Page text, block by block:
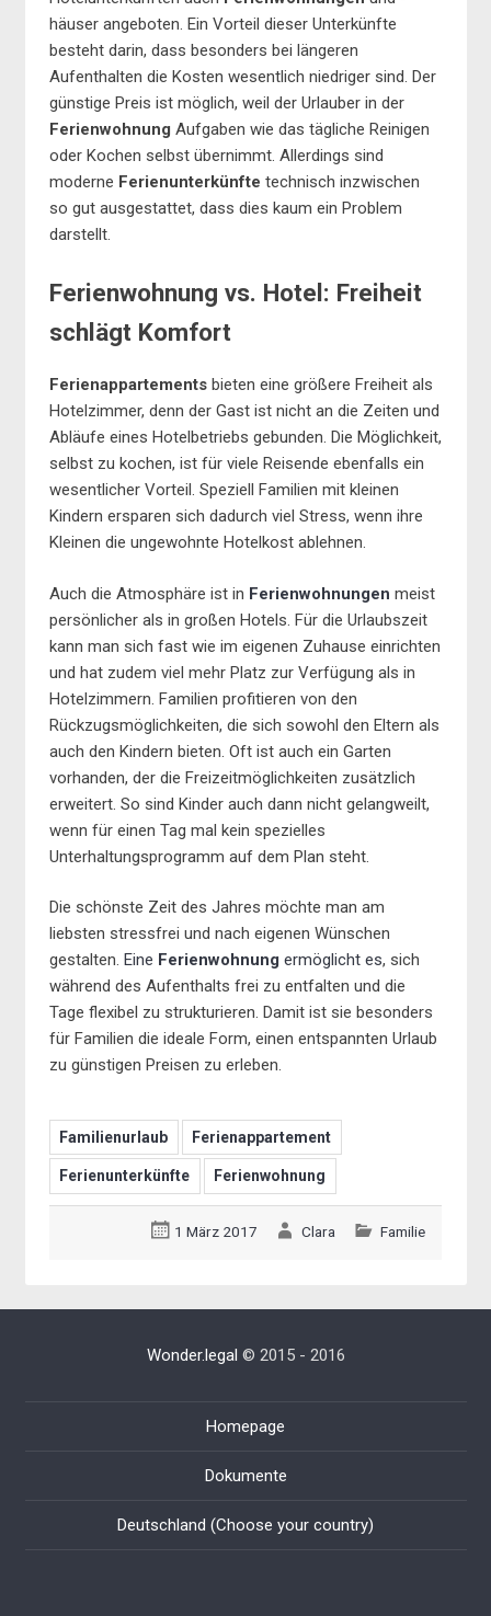
häuser angeboten. Ein Vorteil dieser Unterkünfte
besteht darin, dass besonders bei längeren
Aufenthalten die Kosten wesentlich niedriger sind. Der
günstige Preis ist möglich, weil der Urlauber in der
Ferienwohnung Aufgaben wie das tägliche Reinigen
oder Kochen selbst übernimmt. Allerdings sind
moderne Ferienunterkünfte technisch inzwischen
so gut ausgestattet, dass dies kaum ein Problem
darstellt.
Ferienwohnung vs. Hotel: Freiheit
schlägt Komfort
Ferienappartements bieten eine größere Freiheit als
Hotelzimmer, denn der Gast ist nicht an die Zeiten und
Abläufe eines Hotelbetriebs gebunden. Die Möglichkeit,
selbst zu kochen, ist für viele Reisende ebenfalls ein
wesentlicher Vorteil. Speziell Familien mit kleinen
Kindern ersparen sich dadurch viel Stress, wenn ihre
Kleinen die ungewohnte Hotelkost ablehnen.
Auch die Atmosphäre ist in Ferienwohnungen meist
persönlicher als in großen Hotels. Für die Urlaubszeit
kann man sich fast wie im eigenen Zuhause einrichten
und hat zudem viel mehr Platz zur Verfügung als in
Hotelzimmern. Familien profitieren von den
Rückzugsmöglichkeiten, die sich sowohl den Eltern als
auch den Kindern bieten. Oft ist auch ein Garten
vorhanden, der die Freizeitmöglichkeiten zusätzlich
erweitert. So sind Kinder auch dann nicht gelangweilt,
wenn für einen Tag mal kein spezielles
Unterhaltungsprogramm auf dem Plan steht.
Die schönste Zeit des Jahres möchte man am
liebsten stressfrei und nach eigenen Wünschen
gestalten. Eine Ferienwohnung ermöglicht es, sich
während des Aufenthalts frei zu entfalten und die
Tage flexibel zu strukturieren. Damit ist sie besonders
für Familien die ideale Form, einen entspannten Urlaub
zu günstigen Preisen zu erleben.
Familienurlaub Ferienappartement
Ferienunterkünfte Ferienwohnung
1 März 2017 Clara Familie
Wonder.legal © 2015 - 2016
Homepage
Dokumente
Deutschland (Choose your country)